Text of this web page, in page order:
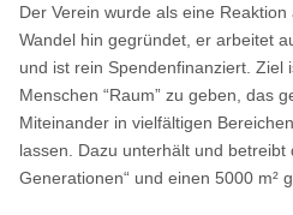
Der Verein wurde als eine
Wandel hin gegründet, er arbeitet
und ist rein Spendenfinanziert. Ziel
Menschen “Raum” zu geben, das
Miteinander in vielfältigen
lassen. Dazu unterhält und betreibt
Generationen“ und einen 5000 m²